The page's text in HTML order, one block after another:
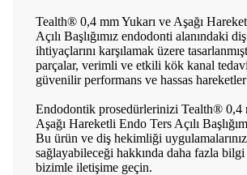
Tealth® 0,4 mm Yukarı ve Aşağı
Açılı Başlığımız endodonti alanındaki
ihtiyaçlarını karşılamak üzere
parçalar, verimli ve etkili kök kanal
güvenilir performans ve hassas
Endodontik prosedürlerinizi Tealth® 0,4
Aşağı Hareketli Endo Ters Açılı
Bu ürün ve diş hekimliği
sağlayabileceği hakkında daha fazla
bizimle iletişime geçin.